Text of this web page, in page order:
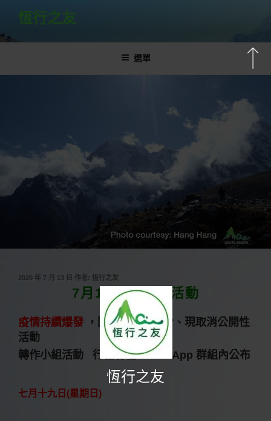
主
恆行之友
選單
發
2020 年 7 月 13 日 作者: 恆行之友
7月19日 : 小組活動
疫情持續爆發 ，回復四人禁聚令、現取消公開性
活動
轉作小組活動 行程會在 WhatsApp 群組內公布
七月十九日(星期日)
恆行之友